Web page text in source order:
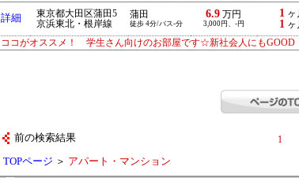
詳細
東京都大田区蒲田5
京浜東北・根岸線
蒲田
徒歩 4分/バス-分
6.9 万円
3,000円、-円
1 ヶ
1 ヶ
ココがオススメ！ 学生さん向けのお部屋です☆新社会人にもGOOD
前の検索結果 1
TOPページ ＞ アパート・マンション